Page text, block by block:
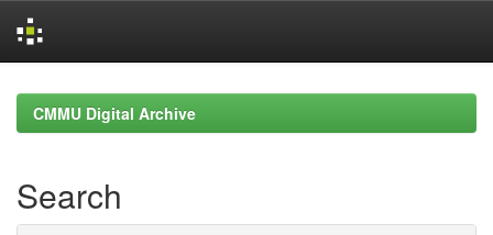
navigationCMMU Digital Archive
Search